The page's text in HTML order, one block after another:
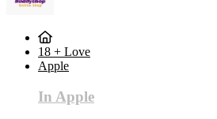
18 + Love
Apple
In Apple